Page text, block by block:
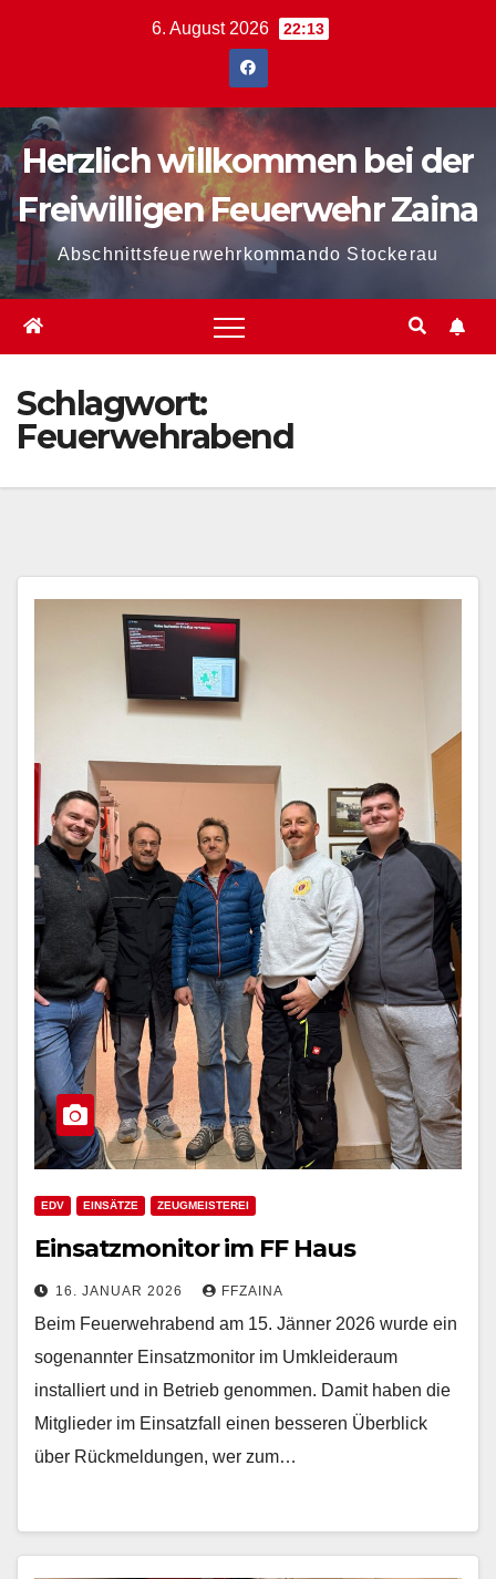
6. August 2026 22:13
Herzlich willkommen bei der
Freiwilligen Feuerwehr Zaina
Abschnittsfeuerwehrkommando Stockerau
Schlagwort:
Feuerwehrabend
EDV EINSÄTZE ZEUGMEISTEREI
Einsatzmonitor im FF Haus
16. JANUAR 2026 FFZAINA
Beim Feuerwehrabend am 15. Jänner 2026 wurde ein
sogenannter Einsatzmonitor im Umkleideraum
installiert und in Betrieb genommen. Damit haben die
Mitglieder im Einsatzfall einen besseren Überblick
über Rückmeldungen, wer zum…